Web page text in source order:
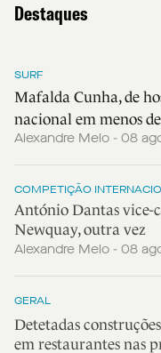
Destaques
SURF
Mafalda Cunha, de
nacional em menos
Alexandre Melo - 08
COMPETIÇÃO
António Dantas vice-
Newquay, outra vez
Alexandre Melo - 08
GERAL
Detetadas
em restaurantes nas